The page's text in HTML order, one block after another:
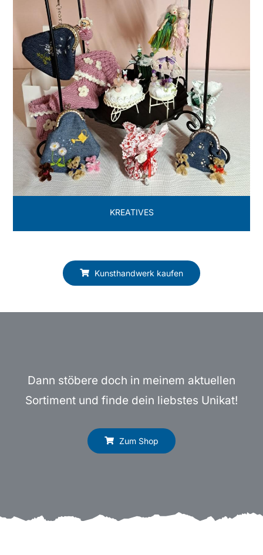
KREATIVES
Kunsthandwerk kaufen
Dann stöbere doch in meinem aktuellen
Sortiment und finde dein liebstes Unikat!
Zum Shop